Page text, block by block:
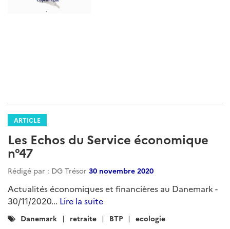
ARTICLE
Les Echos du Service économique
n°47
Rédigé par : DG Trésor 30 novembre 2020
Actualités économiques et financières au Danemark -
30/11/2020... Lire la suite
Catégories
Danemark retraite BTP ecologie